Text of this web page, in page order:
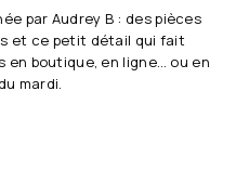
par Audrey B : des pièces
et ce petit détail qui fait
en boutique, en ligne… ou en
mardi.